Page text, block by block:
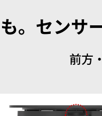
。センサ
前方